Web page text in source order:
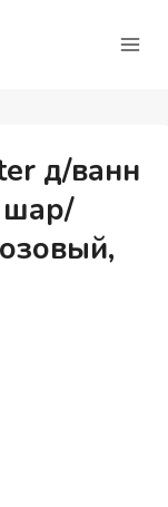
д/ванн
шар/